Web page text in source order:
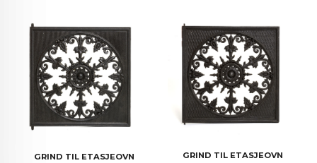
GRIND TIL ETASJEOVN GRIND TIL ETASJEOVN